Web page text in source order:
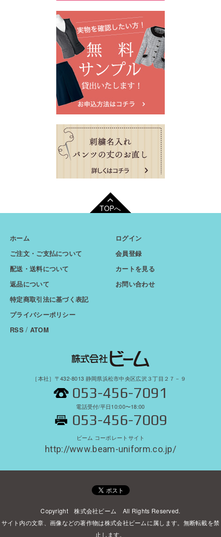
TOPへ
ホーム
ご注文・ご支払について
配送・送料について
返品について
特定商取引法に基づく表記
プライバシーポリシー
RSS/ ATOM
ログイン
会員登録
カートを見る
お問い合わせ
［本社］〒432-8013 静岡県浜松市中央区広沢３丁目２７－９
053-456-7091
電話受付/平日10:00〜18:00
053-456-7009
ビーム コーポレートサイト
http://www.beam-uniform.co.jp/
Copyright 株式会社ビーム All Rights Reserved.
サイト内の文章、画像などの著作物は株式会社ビームに属します。無断転載を禁
止します。